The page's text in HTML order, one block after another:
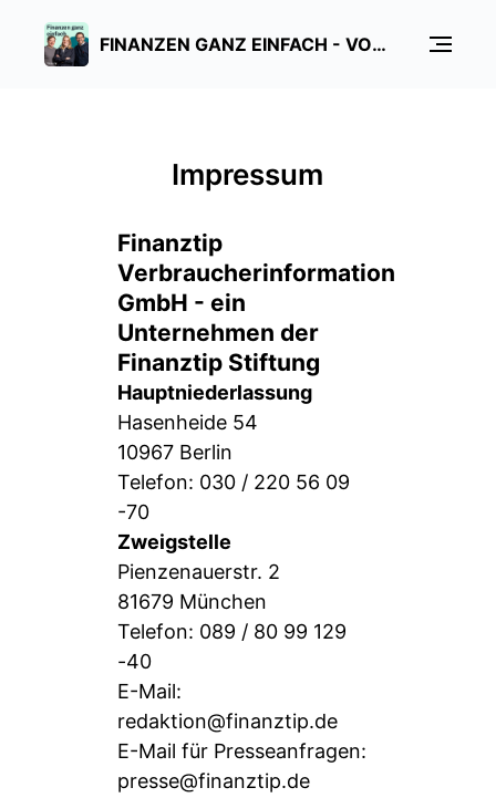
FINANZEN GANZ EINFACH - VON SAIDI, SOPHIE & EMIL
Impressum
Finanztip
Verbraucherinformation
GmbH - ein
Unternehmen der
Finanztip Stiftung
Hauptniederlassung
Hasenheide 54
10967 Berlin
Telefon: 030 / 220 56 09
-70
Zweigstelle
Pienzenauerstr. 2
81679 München
Telefon: 089 / 80 99 129
-40
E-Mail:
redaktion@finanztip.de
E-Mail für Presseanfragen:
presse@finanztip.de